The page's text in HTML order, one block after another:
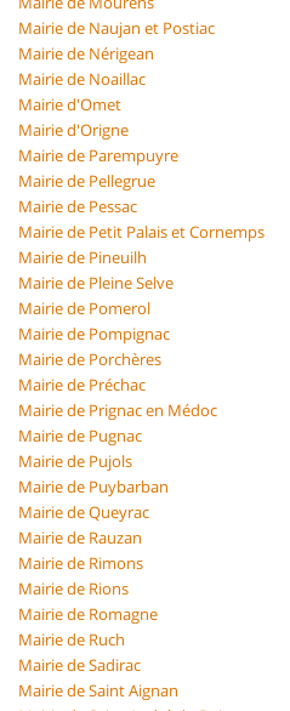
Mairie de Naujan et Postiac
Mairie de Nérigean
Mairie de Noaillac
Mairie d'Omet
Mairie d'Origne
Mairie de Parempuyre
Mairie de Pellegrue
Mairie de Pessac
Mairie de Petit Palais et Cornemps
Mairie de Pineuilh
Mairie de Pleine Selve
Mairie de Pomerol
Mairie de Pompignac
Mairie de Porchères
Mairie de Préchac
Mairie de Prignac en Médoc
Mairie de Pugnac
Mairie de Pujols
Mairie de Puybarban
Mairie de Queyrac
Mairie de Rauzan
Mairie de Rimons
Mairie de Rions
Mairie de Romagne
Mairie de Ruch
Mairie de Sadirac
Mairie de Saint Aignan